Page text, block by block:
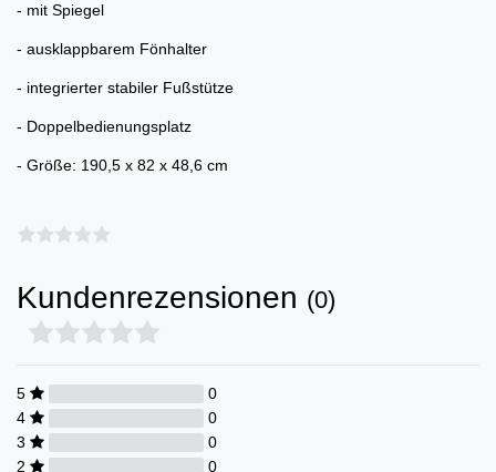
- mit Spiegel
- ausklappbarem Fönhalter
- integrierter stabiler Fußstütze
- Doppelbedienungsplatz
- Größe: 190,5 x 82 x 48,6 cm
Kundenrezensionen (0)
5
0
4
0
3
0
2
0